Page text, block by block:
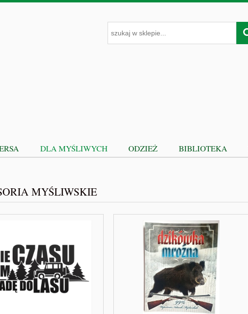
DLA MYŚLIWYCH ODZIEŻ BIBLIOTEKA
MYŚLIWSKIE